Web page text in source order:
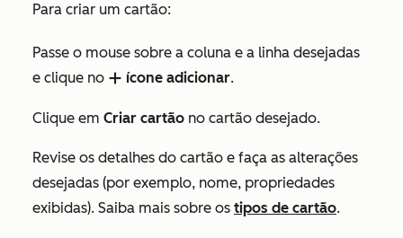
Para criar um cartão:
Passe o mouse sobre a coluna e a linha desejadas
e clique no add ícone adicionar.
Clique em Criar cartão no cartão desejado.
Revise os detalhes do cartão e faça as alterações
desejadas (por exemplo, nome, propriedades
exibidas). Saiba mais sobre os tipos de cartão.